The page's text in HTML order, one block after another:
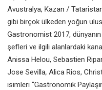
Avustralya, Kazan /
gibi birçok ülkeden yoğun
Gastronomist 2017,
şefleri ve ilgili alanlardaki
Anissa Helou, Sebastien
Jose Sevilla, Alica Rios,
isimleri “Gastronomik